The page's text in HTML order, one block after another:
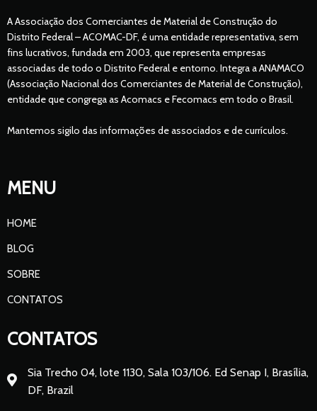
A Associação dos Comerciantes de Material de Construção do
Distrito Federal – ACOMAC-DF, é uma entidade representativa, sem
fins lucrativos, fundada em 2003, que representa empresas
associadas de todo o Distrito Federal e entorno. Integra a ANAMACO
(Associação Nacional dos Comerciantes de Material de Construção),
entidade que congrega as Acomacs e Fecomacs em todo o Brasil.
Mantemos sigilo das informações de associados e de currículos.
MENU
HOME
BLOG
SOBRE
CONTATOS
CONTATOS
Sia Trecho 04, lote 1130, Sala 103/106. Ed Senap I, Brasília,
DF, Brazil